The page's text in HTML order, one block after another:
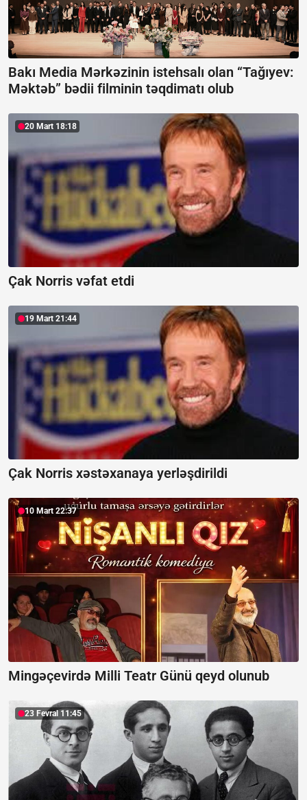
Bakı Media Mərkəzinin istehsalı olan “Tağıyev:
Məktəb” bədii filminin təqdimatı olub
20 Mart 18:18
Çak Norris vəfat etdi
19 Mart 21:44
Çak Norris xəstəxanaya yerləşdirildi
10 Mart 22:37
Mingəçevirdə Milli Teatr Günü qeyd olunub
23 Fevral 11:45